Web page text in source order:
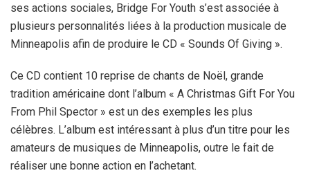
ses actions sociales, Bridge For Youth s’est associée à
plusieurs personnalités liées à la production musicale de
Minneapolis afin de produire le CD « Sounds Of Giving ».
Ce CD contient 10 reprise de chants de Noël, grande
tradition américaine dont l’album « A Christmas Gift For You
From Phil Spector » est un des exemples les plus
célèbres. L’album est intéressant à plus d’un titre pour les
amateurs de musiques de Minneapolis, outre le fait de
réaliser une bonne action en l’achetant.